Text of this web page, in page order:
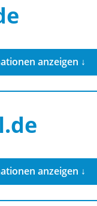
anzeigen ↓
anzeigen ↓